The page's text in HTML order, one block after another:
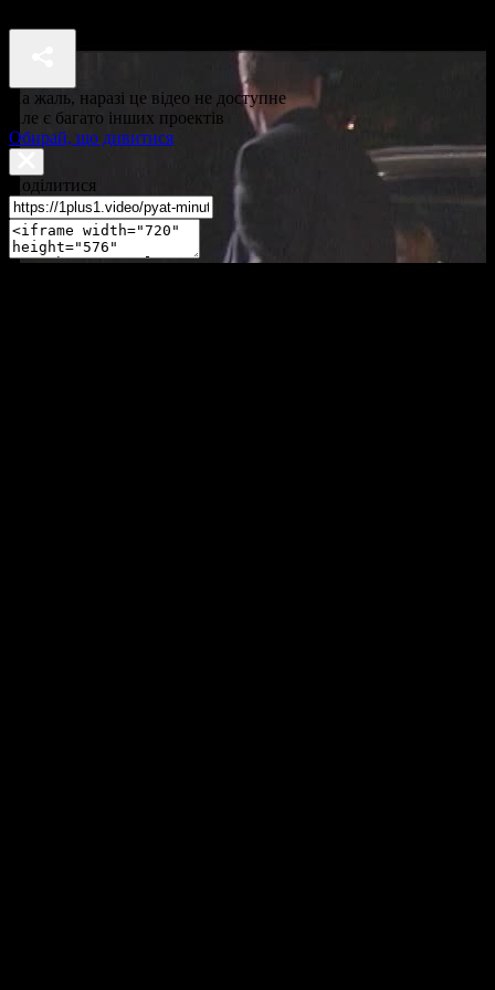
На жаль, наразі це відео не доступне
Але є багато інших проектів
Обирай, що дивитися
Поділитися